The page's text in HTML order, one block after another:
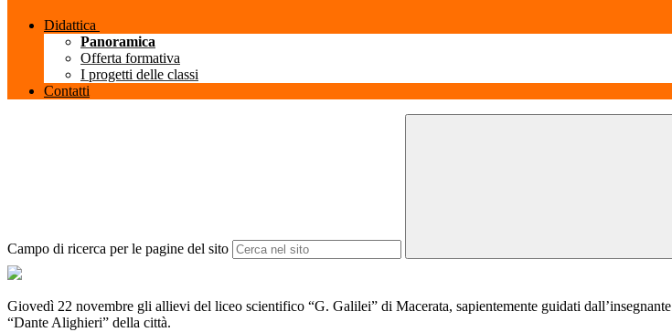
Didattica
Panoramica
Offerta formativa
I progetti delle classi
Contatti
Campo di ricerca per le pagine del sito
Giovedì 22 novembre gli allievi del liceo scientifico “G. Galilei” di Macerata, sapientemente guidati dall’insegnante
“Dante Alighieri” della città.